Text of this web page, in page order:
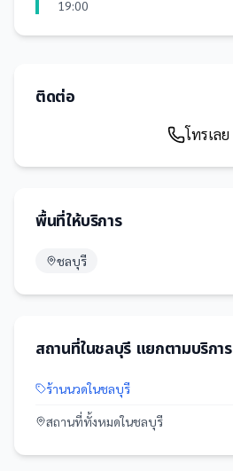
19:00
ติดต่อ
โทรเลย
พื้นที่ให้บริการ
ชลบุรี
สถานที่ในชลบุรี แยกตามบริการ
ร้านนวดในชลบุรี
สถานที่ทั้งหมดในชลบุรี